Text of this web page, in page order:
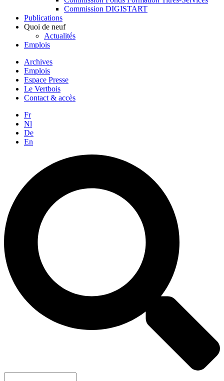
Commission DIGISTART
Publications
Quoi de neuf
Actualités
Emplois
Archives
Emplois
Espace Presse
Le Vertbois
Contact & accès
Fr
Nl
De
En